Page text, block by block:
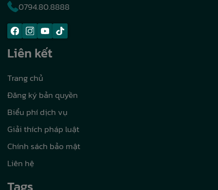
0794.80.8888
Liên kết
Trang chủ
Đăng ký bản quyền
Biểu phí dịch vụ
Giải thích pháp luật
Chính sách bảo mật
Liên hệ